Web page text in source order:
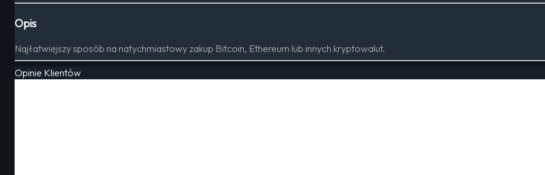
Opis
Najłatwiejszy sposób na natychmiastowy zakup Bitcoin, Ethereum lub innych kryptowalut.
Opinie Klientów